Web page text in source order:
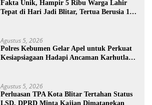
Fakta Unik, Hampir 5 Ribu Warga Lahir
Tepat di Hari Jadi Blitar, Tertua Berusia 108
Agustus 5, 2026
Polres Kebumen Gelar Apel untuk Perkuat
Kesiapsiagaan Hadapi Ancaman Karhutla di
Agustus 5, 2026
Perluasan TPA Kota Blitar Tertahan Status
LSD, DPRD Minta Kajian Dimatangkan